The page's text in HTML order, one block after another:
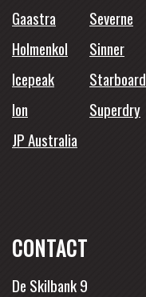
Gaastra
Severne
Holmenkol
Sinner
Icepeak
Starboard
Ion
Superdry
JP Australia
CONTACT
De Skilbank 9